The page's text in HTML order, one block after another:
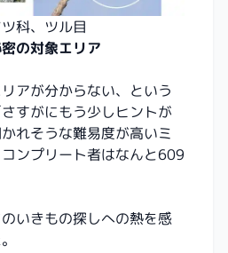
科、ツル目
の対象エリア
アが分からない、という
すがにもう少しヒントが
れそうな難易度が高いミ
ンプリート者はなんと609
いきもの探しへの熱を感